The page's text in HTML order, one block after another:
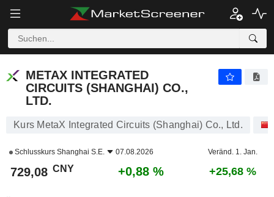
METAX INTEGRATED
CIRCUITS (SHANGHAI) CO.,
LTD.
Kurs MetaX Integrated Circuits (Shanghai) Co., Ltd.
Schlusskurs Shanghai S.E. 07.08.2026 Veränd. 1. Jan.
729,08 CNY +0,88 % +25,68 %